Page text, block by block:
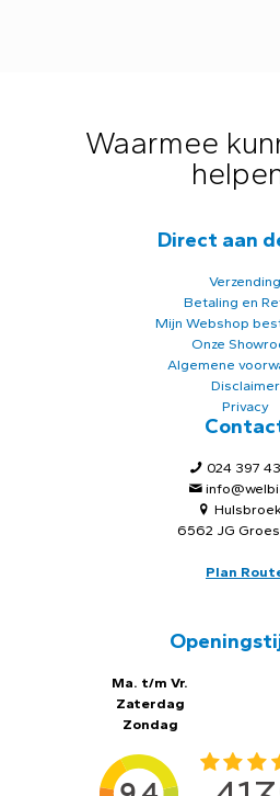
Waarmee
Direct aan
Verzending
Betaling en
Mijn Webshop
Onze
Algemene
Disclaimer
Privacy
024 397
6562 JG
Plan
Ma. t/m Vr.
Zaterdag
Zondag